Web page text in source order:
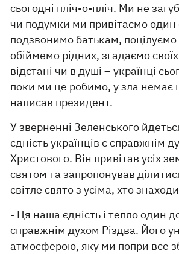
сьогодні пліч-о-пліч. Ми не
чи подумки ми привітаємо один
подзвонимо батькам, поцілуємо
обіймемо рідних, згадаємо
відстані чи в душі – українці
поки ми це робимо, у зла немає
написав президент.
У зверненні Зеленського
єдність українців є справжнім
Христового. Він привітав усіх
святом та запропонував
світле свято з усіма, хто
- Ця наша єдність і тепло один
справжнім духом Різдва. Його
атмосферою, яку ми попри все